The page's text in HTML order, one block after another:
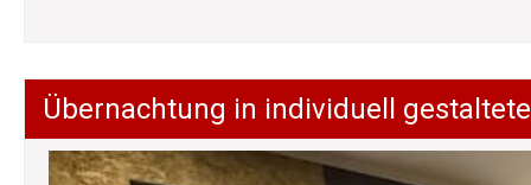
Übernachtung in individuell